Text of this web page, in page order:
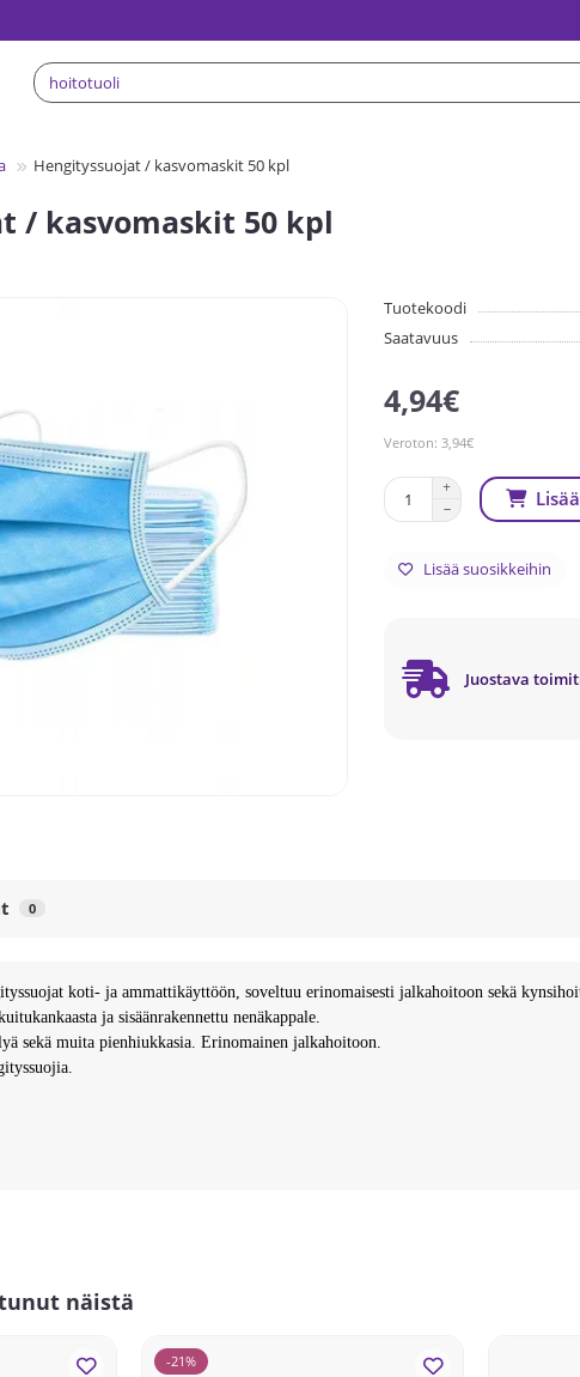
Hengityssuojat / kasvomaskit 50 kpl
/ kasvomaskit 50 kpl
Tuotekoodi
Saatavuus
4,94€
Veroton: 3,94€
Lisää suosikkeihin
Juostava
0
koti- ja ammattikäyttöön, soveltuu erinomaisesti jalkahoitoon sekä
ja sisäänrakennettu nenäkappale.
sekä muita pienhiukkasia. Erinomainen jalkahoitoon.
näistä
-21%